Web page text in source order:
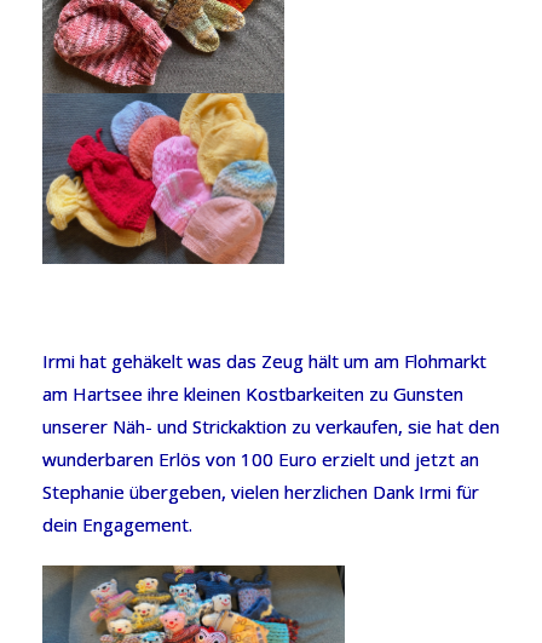
Irmi hat gehäkelt was das Zeug hält um am Flohmarkt
am Hartsee ihre kleinen Kostbarkeiten zu Gunsten
unserer Näh- und Strickaktion zu verkaufen, sie hat den
wunderbaren Erlös von 100 Euro erzielt und jetzt an
Stephanie übergeben, vielen herzlichen Dank Irmi für
dein Engagement.